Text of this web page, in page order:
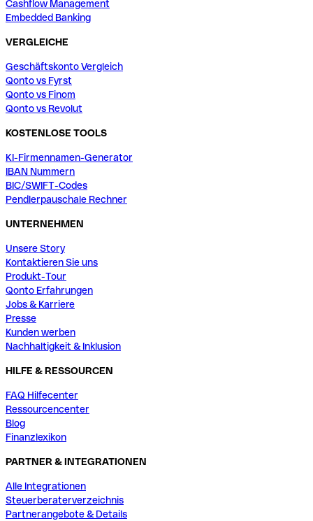
Cashflow Management
Embedded Banking
VERGLEICHE
Geschäftskonto Vergleich
Qonto vs Fyrst
Qonto vs Finom
Qonto vs Revolut
KOSTENLOSE TOOLS
KI-Firmennamen-Generator
IBAN Nummern
BIC/SWIFT-Codes
Pendlerpauschale Rechner
UNTERNEHMEN
Unsere Story
Kontaktieren Sie uns
Produkt-Tour
Qonto Erfahrungen
Jobs & Karriere
Presse
Kunden werben
Nachhaltigkeit & Inklusion
HILFE & RESSOURCEN
FAQ Hilfecenter
Ressourcencenter
Blog
Finanzlexikon
PARTNER & INTEGRATIONEN
Alle Integrationen
Steuerberaterverzeichnis
Partnerangebote & Details